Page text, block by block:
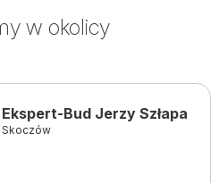
w okolicy
Ekspert-Bud Jerzy Szłapa
Skoczów